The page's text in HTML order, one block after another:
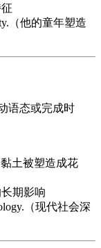
（他的童年塑造
语态或完成时
黏土被塑造成花
期影响
（现代社会深